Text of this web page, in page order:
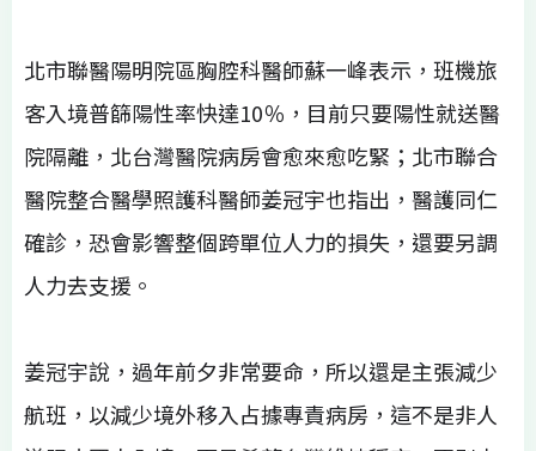
北市聯醫陽明院區胸腔科醫師蘇一峰表示，班機旅
客入境普篩陽性率快達10％，目前只要陽性就送醫
院隔離，北台灣醫院病房會愈來愈吃緊；北市聯合
醫院整合醫學照護科醫師姜冠宇也指出，醫護同仁
確診，恐會影響整個跨單位人力的損失，還要另調
人力去支援。
姜冠宇說，過年前夕非常要命，所以還是主張減少
航班，以減少境外移入占據專責病房，這不是非人